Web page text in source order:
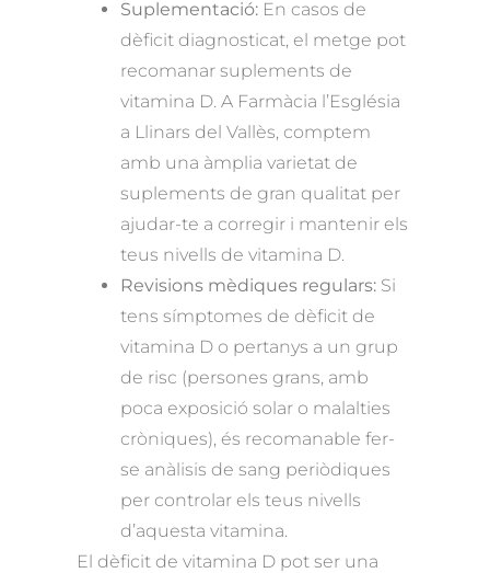
Suplementació: En casos de
dèficit diagnosticat, el metge pot
recomanar suplements de
vitamina D. A Farmàcia l’Església
a Llinars del Vallès, comptem
amb una àmplia varietat de
suplements de gran qualitat per
ajudar-te a corregir i mantenir els
teus nivells de vitamina D.
Revisions mèdiques regulars: Si
tens símptomes de dèficit de
vitamina D o pertanys a un grup
de risc (persones grans, amb
poca exposició solar o malalties
cròniques), és recomanable fer-
se anàlisis de sang periòdiques
per controlar els teus nivells
d’aquesta vitamina.
El dèficit de vitamina D pot ser una